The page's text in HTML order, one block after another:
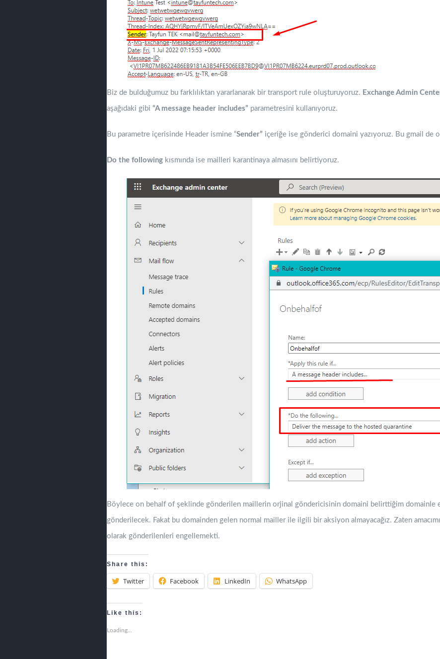
Biz de bulduğumuz bu farklılıktan yararlanarak bir transport rule oluşturuyoruz. Exchange Admin
aşağıdaki gibi “A message header includes” parametresini kullanıyoruz.
Bu parametre içerisinde Header ismine “Sender” içeriğe ise gönderici domaini yazıyoruz. Bu gmail de
Do the following kısmında ise mailleri karantinaya almasını belirtiyoruz.
Böylece on behalf of şeklinde gönderilen maillerin orjinal göndericisinin domaini belirttiğim domainle
gönderilecek. Fakat bu domainden gelen normal mailler ile ilgili bir aksiyon almayacağız. Zaten
olarak gönderilenleri engellemekti.
Share this:
Twitter Facebook LinkedIn WhatsApp
Like this:
Loading...